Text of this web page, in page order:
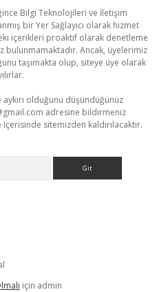
Bilgi Teknolojileri ve İletişim
bir Yer Sağlayıcı olarak hizmet
içerikleri proaktif olarak denetleme
bulunmamaktadır. Ancak, üyelerimiz
taşımakta olup, siteye üye olarak
olduğunu düşündüğünüz
adresine bildirmeniz
sitemizden kaldırılacaktır.
için admin